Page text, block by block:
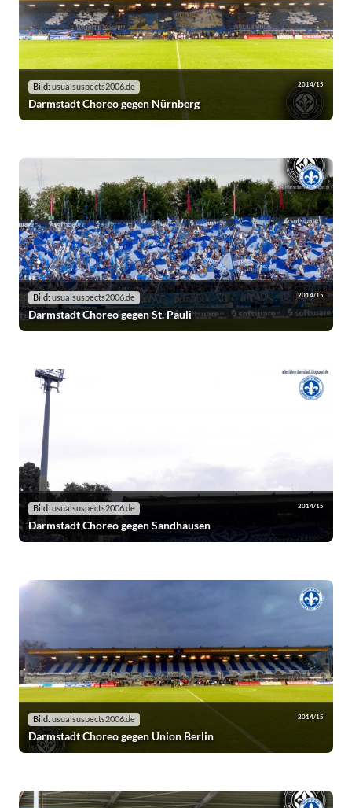
Bild: usualsuspects2006.de 2014/15
Darmstadt Choreo gegen Nürnberg
Bild: usualsuspects2006.de 2014/15
Darmstadt Choreo gegen St. Pauli
Bild: usualsuspects2006.de 2014/15
Darmstadt Choreo gegen Sandhausen
Bild: usualsuspects2006.de 2014/15
Darmstadt Choreo gegen Union Berlin